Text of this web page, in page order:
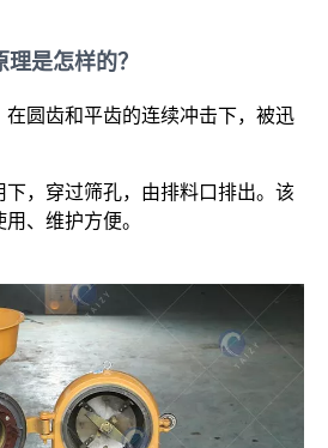
是怎样的？
圆齿和平齿的连续冲击下，被迅
，穿过筛孔，由排料口排出。该
、维护方便。